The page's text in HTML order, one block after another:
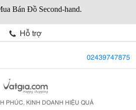
Hỗ trợ
02439747875
PHÚC, KINH DOANH HIỆU QUẢ